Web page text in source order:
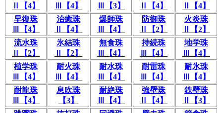
Ⅱ【4】
Ⅲ【4】
Ⅲ【3】
Ⅱ【4】
Ⅱ【4】
早復珠
Ⅲ【4】
治癒珠
Ⅱ【4】
爆師珠
Ⅲ【4】
防御珠
Ⅱ【2】
火炎珠
Ⅱ【2】
流水珠
Ⅱ【2】
氷結珠
Ⅱ【2】
無食珠
Ⅲ【4】
持続珠
Ⅲ【4】
地学珠
Ⅲ【4】
植学珠
Ⅲ【4】
耐火珠
Ⅲ【4】
耐水珠
Ⅲ【4】
耐雷珠
Ⅲ【4】
耐氷珠
Ⅲ【4】
耐龍珠
Ⅲ【4】
息吹珠
【3】
耐絶珠
Ⅲ【4】
強壁珠
Ⅱ【4】
鉄壁珠
Ⅱ【3】